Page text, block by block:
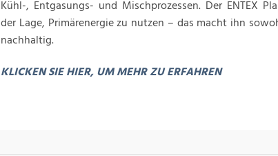
Kühl-, Entgasungs- und Mischprozessen. Der ENTEX
der Lage, Primärenergie zu nutzen – das macht ihn
nachhaltig.
KLICKEN SIE HIER, UM MEHR ZU ERFAHREN